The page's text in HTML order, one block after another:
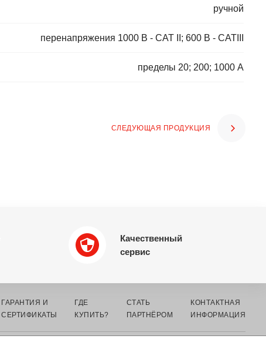
ручной
перенапряжения 1000 В - CAT II; 600 В - CATIII
пределы 20; 200; 1000 А
СЛЕДУЮЩАЯ ПРОДУКЦИЯ
Качественный
сервис
ГАРАНТИЯ И
СЕРТИФИКАТЫ
ГДЕ
КУПИТЬ?
СТАТЬ
ПАРТНЁРОМ
КОНТАКТНАЯ
ИНФОРМАЦИЯ